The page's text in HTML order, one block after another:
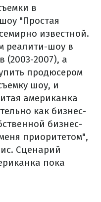
в
"Простая
известной.
реалити-шоу в
(2003-2007), а
продюсером
шоу, и
американка
как бизнес-
бизнес-
приоритетом",
Сценарий
пока